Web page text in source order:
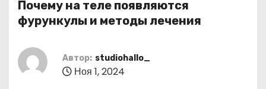
Почему на теле появляются
фурункулы и методы лечения
Автор: studiohallo_
Ноя 1, 2024